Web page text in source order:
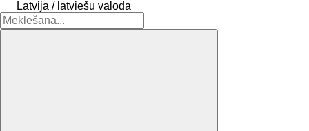
Latvija / latviešu valoda